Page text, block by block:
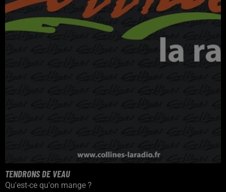
TENDRONS DE VEAU
Qu'est-ce qu'on mange ?